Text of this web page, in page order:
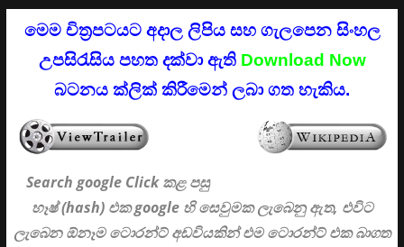
මෙම චිත්‍රපටයට අදාල ලිපිය සහ ගැලපෙන සිංහල
උපසිරැසිය පහත දක්වා ඇති Download Now
බටනය ක්ලික් කිරීමෙන් ලබා ගත හැකිය.
Search google Clickකළ පසු
හෑෂ් (hash) එක google හි සෙවුමක ලැබෙනු ඇත, එවිට
ලැබෙන ඕනෑම ටොරන්ට් අඩවියකින් එම ටොරන්ට් එක බාගත